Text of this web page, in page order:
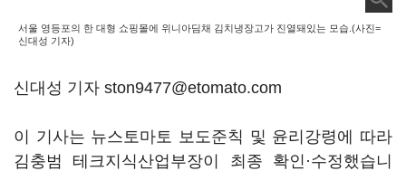
서울 영등포의 한 대형 쇼핑몰에 위니아딤채 김치냉장고가 진열돼있는 모습.(사진=
신대성 기자)
신대성 기자 ston9477@etomato.com
이 기사는 뉴스토마토 보도준칙 및 윤리강령에 따라
김충범 테크지식산업부장이 최종 확인·수정했습니